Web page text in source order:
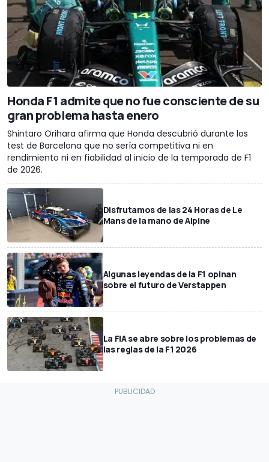
Honda F1 admite que no fue consciente de su
gran problema hasta enero
Shintaro Orihara afirma que Honda descubrió durante los
test de Barcelona que no sería competitiva ni en
rendimiento ni en fiabilidad al inicio de la temporada de F1
de 2026.
Disfrutamos de las 24 Horas de Le
Mans de la mano de Alpine
Algunas leyendas de la F1 opinan
sobre el futuro de Verstappen
La FIA se abre sobre los problemas de
las reglas de la F1 2026